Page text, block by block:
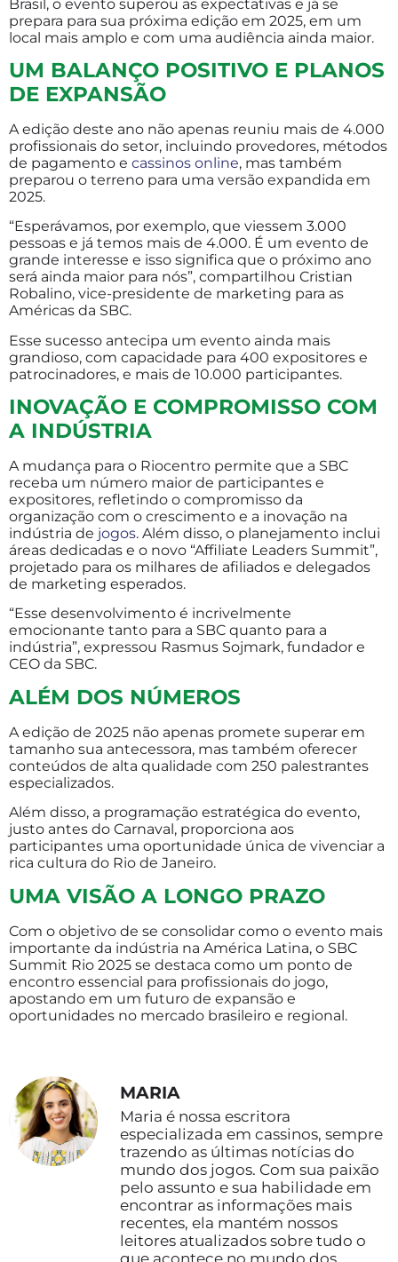
Brasil, o evento superou as expectativas e já se
prepara para sua próxima edição em 2025, em um
local mais amplo e com uma audiência ainda maior.
UM BALANÇO POSITIVO E PLANOS
DE EXPANSÃO
A edição deste ano não apenas reuniu mais de 4.000
profissionais do setor, incluindo provedores, métodos
de pagamento e cassinos online, mas também
preparou o terreno para uma versão expandida em
2025.
“Esperávamos, por exemplo, que viessem 3.000
pessoas e já temos mais de 4.000. É um evento de
grande interesse e isso significa que o próximo ano
será ainda maior para nós”, compartilhou Cristian
Robalino, vice-presidente de marketing para as
Américas da SBC.
Esse sucesso antecipa um evento ainda mais
grandioso, com capacidade para 400 expositores e
patrocinadores, e mais de 10.000 participantes.
INOVAÇÃO E COMPROMISSO COM
A INDÚSTRIA
A mudança para o Riocentro permite que a SBC
receba um número maior de participantes e
expositores, refletindo o compromisso da
organização com o crescimento e a inovação na
indústria de jogos. Além disso, o planejamento inclui
áreas dedicadas e o novo “Affiliate Leaders Summit”,
projetado para os milhares de afiliados e delegados
de marketing esperados.
“Esse desenvolvimento é incrivelmente
emocionante tanto para a SBC quanto para a
indústria”, expressou Rasmus Sojmark, fundador e
CEO da SBC.
ALÉM DOS NÚMEROS
A edição de 2025 não apenas promete superar em
tamanho sua antecessora, mas também oferecer
conteúdos de alta qualidade com 250 palestrantes
especializados.
Além disso, a programação estratégica do evento,
justo antes do Carnaval, proporciona aos
participantes uma oportunidade única de vivenciar a
rica cultura do Rio de Janeiro.
UMA VISÃO A LONGO PRAZO
Com o objetivo de se consolidar como o evento mais
importante da indústria na América Latina, o SBC
Summit Rio 2025 se destaca como um ponto de
encontro essencial para profissionais do jogo,
apostando em um futuro de expansão e
oportunidades no mercado brasileiro e regional.
MARIA
Maria é nossa escritora
especializada em cassinos, sempre
trazendo as últimas notícias do
mundo dos jogos. Com sua paixão
pelo assunto e sua habilidade em
encontrar as informações mais
recentes, ela mantém nossos
leitores atualizados sobre tudo o